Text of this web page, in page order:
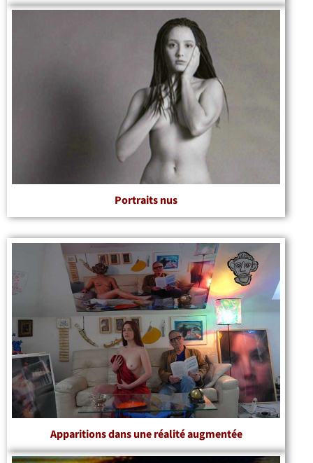
Portraits nus
Apparitions dans une réalité augmentée